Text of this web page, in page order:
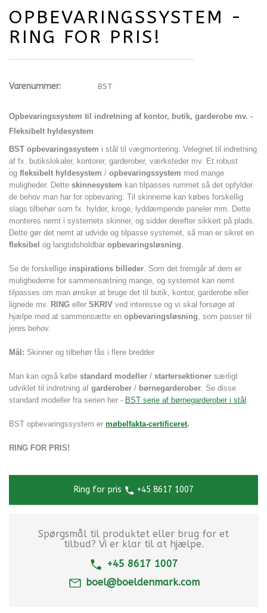
OPBEVARINGSSYSTEM -
RING FOR PRIS!
Varenummer: BST
Opbevaringssystem til indretning af kontor, butik, garderobe mv. -
Fleksibelt hyldesystem
BST opbevaringssystem i stål til vægmontering. Velegnet til indretning
af fx. butikslokaler, kontorer, garderober, værksteder mv. Et robust
og fleksibelt hyldesystem / opbevaringssystem med mange
muligheder. Dette skinnesystem kan tilpasses rummet så det opfylder
de behov man har for opbevaring. Til skinnerne kan købes forskellig
slags tilbehør som fx. hylder, kroge, lyddæmpende paneler mm. Dette
monteres nemt i systemets skinner, og sidder derefter sikkert på plads.
Dette gør det nemt at udvide og tilpasse systemet, så man er sikret en
fleksibel og langtidsholdbar opbevaringsløsning.
Se de forskellige inspirations billeder. Som det fremgår af dem er
mulighederne for sammensætning mange, og systemet kan nemt
tilpasses om man ønsker at bruge det til butik, kontor, garderobe eller
lignede mv. RING eller SKRIV ved interesse og vi skal forsøge at
hjælpe med at sammensætte en opbevaringsløsning, som passer til
jeres behov.
Mål: Skinner og tilbehør fås i flere bredder
Man kan også købe standard modeller / startersektioner særligt
udviklet til indretning af garderober / børnegarderober. Se disse
standard modeller fra serien her - BST serie af børnegarderober i stål .
BST opbevaringssystem er møbelfakta-certificeret.
RING FOR PRIS!
Ring for pris +45 8617 1007
Spørgsmål til produktet eller brug for et
tilbud? Vi er klar til at hjælpe.
+45 8617 1007
boel@boeldenmark.com